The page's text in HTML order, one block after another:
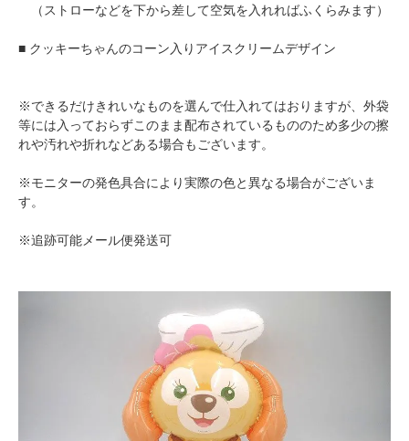
（ストローなどを下から差して空気を入れればふくらみます）
■ クッキーちゃんのコーン入りアイスクリームデザイン
※できるだけきれいなものを選んで仕入れてはおりますが、外袋
等には入っておらずこのまま配布されているもののため多少の擦
れや汚れや折れなどある場合もございます。
※モニターの発色具合により実際の色と異なる場合がございま
す。
※追跡可能メール便発送可